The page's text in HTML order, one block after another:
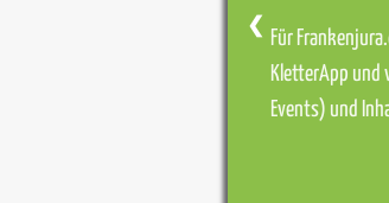
Für
KletterApp und
Events) und
❮